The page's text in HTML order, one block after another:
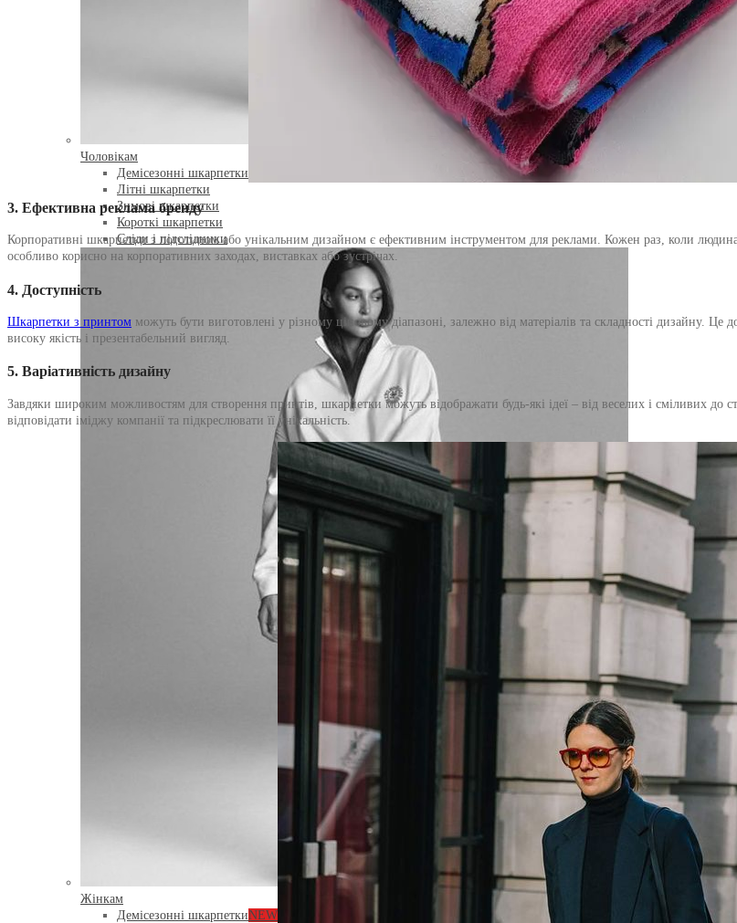
Чоловікам
Демісезонні шкарпетки
Літні шкарпетки
Зимові шкарпетки
Короткі шкарпетки
Сліди і підслідники
Жінкам
Демісезонні шкарпеткиNEW
3. Ефективна реклама бренду
Корпоративні шкарпетки з логотипом або унікальним дизайном є ефективним інструментом для реклами. Кожен раз, коли
особливо корисно на корпоративних заходах, виставках або зустрічах.
4. Доступність
Шкарпетки з принтом можуть бути виготовлені у різному ціновому діапазоні, залежно від матеріалів та складності дизайну.
високу якість і презентабельний вигляд.
5. Варіативність дизайну
Завдяки широким можливостям для створення принтів, шкарпетки можуть відображати будь-які ідеї – від веселих і сміливих
відповідати іміджу компанії та підкреслювати її унікальність.